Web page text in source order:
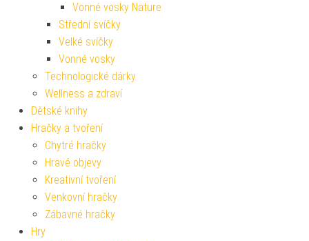
Vonné vosky Nature
Střední svíčky
Velké svíčky
Vonné vosky
Technologické dárky
Wellness a zdraví
Dětské knihy
Hračky a tvoření
Chytré hračky
Hravé objevy
Kreativní tvoření
Venkovní hračky
Zábavné hračky
Hry